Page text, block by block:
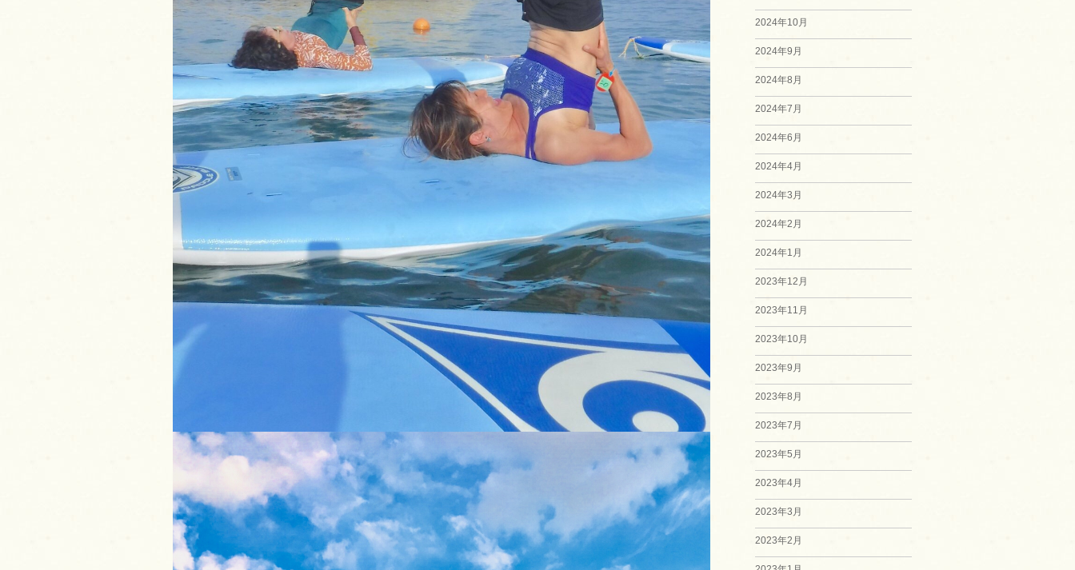
2024年10月
2024年9月
2024年8月
2024年7月
2024年6月
2024年4月
2024年3月
2024年2月
2024年1月
2023年12月
2023年11月
2023年10月
2023年9月
2023年8月
2023年7月
2023年5月
2023年4月
2023年3月
2023年2月